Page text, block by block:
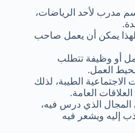
مدرب لأحد الرياضات،
لهذا يمكن أن يعمل صاحب
أو وظيفة تتطلب
العمل.
الطيبة، لذلك
العامة.
المجال الذي درس فيه،
إليه ويشعر فيه